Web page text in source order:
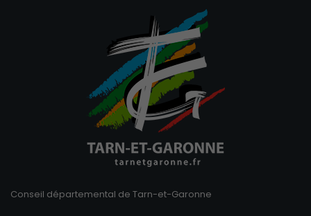
Conseil départemental de Tarn-et-Garonne